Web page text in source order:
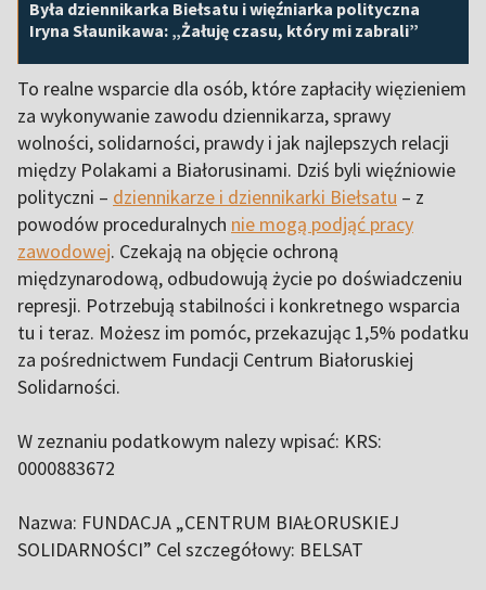
Była dziennikarka Biełsatu i więźniarka polityczna
Iryna Słaunikawa: „Żałuję czasu, który mi zabrali”
To realne wsparcie dla osób, które zapłaciły więzieniem
za wykonywanie zawodu dziennikarza, sprawy
wolności, solidarności, prawdy i jak najlepszych relacji
między Polakami a Białorusinami. Dziś byli więźniowie
polityczni – dziennikarze i dziennikarki Biełsatu – z
powodów proceduralnych nie mogą podjąć pracy
zawodowej. Czekają na objęcie ochroną
międzynarodową, odbudowują życie po doświadczeniu
represji. Potrzebują stabilności i konkretnego wsparcia
tu i teraz. Możesz im pomóc, przekazując 1,5% podatku
za pośrednictwem Fundacji Centrum Białoruskiej
Solidarności.
W zeznaniu podatkowym nalezy wpisać: KRS:
0000883672
Nazwa: FUNDACJA „CENTRUM BIAŁORUSKIEJ
SOLIDARNOŚCI” Cel szczegółowy: BELSAT